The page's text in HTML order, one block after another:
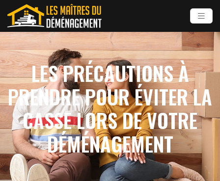
LES PRÉCAUTIONS À
PRENDRE POUR ÉVITER LA
CASSE LORS DE VOTRE
DÉMÉNAGEMENT